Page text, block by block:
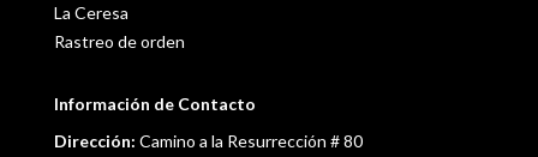
La Ceresa
Rastreo de orden
Información de Contacto
Dirección: Camino a la Resurrección # 80